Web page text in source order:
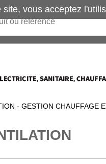
- GESTION CHAUFFAGE
site, vous acceptez